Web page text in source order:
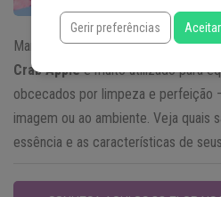
Manifestado em um estado ou até
Crab Appleé muito utilizado para
obcecados por limpeza e perfeição
imagem ou ao ambiente. Veja quais
essência e as características de
Gerir preferências Aceitar